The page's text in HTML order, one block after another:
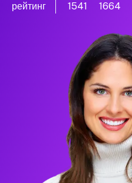
рейтинг 1541 1664